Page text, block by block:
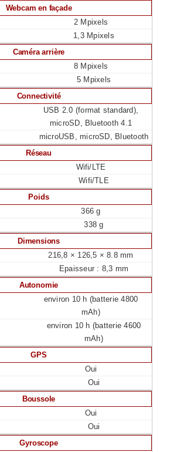
Webcam en façade
2 Mpixels
1,3 Mpixels
Caméra arrière
8 Mpixels
5 Mpixels
Connectivité
USB 2.0 (format standard),
microSD, Bluetooth 4.1
microUSB, microSD, Bluetooth
Réseau
Wifi/LTE
Wifi/TLE
Poids
366 g
338 g
Dimensions
216,8 × 126,5 × 8.8 mm
Epaisseur : 8,3 mm
Autonomie
environ 10 h (batterie 4800
mAh)
environ 10 h (batterie 4600
mAh)
GPS
Oui
Oui
Boussole
Oui
Oui
Gyroscope